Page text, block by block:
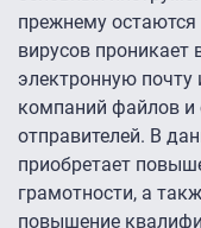
прежнему
вирусов проникает
электронную почту
компаний файлов и
отправителей. В
приобретает
грамотности, а
повышение